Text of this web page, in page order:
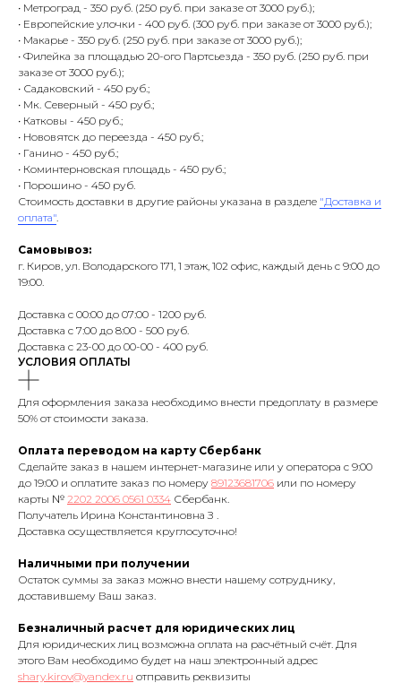
• Метроград - 350 руб. (250 руб. при заказе от 3000 руб.);
• Европейские улочки - 400 руб. (300 руб. при заказе от 3000 руб.);
• Макарье - 350 руб. (250 руб. при заказе от 3000 руб.);
• Филейка за площадью 20-ого Партсьезда - 350 руб. (250 руб. при
заказе от 3000 руб.);
• Садаковский - 450 руб.;
• Мк. Северный - 450 руб.;
• Катковы - 450 руб.;
• Нововятск до переезда - 450 руб.;
• Ганино - 450 руб.;
• Коминтерновская площадь - 450 руб.;
• Порошино - 450 руб.
Стоимость доставки в другие районы указана в разделе "Доставка и
оплата".
Самовывоз:
г. Киров, ул. Володарского 171, 1 этаж, 102 офис, каждый день с 9:00 до
19:00.
Доставка с 00:00 до 07:00 - 1200 руб.
Доставка с 7:00 до 8:00 - 500 руб.
Доставка с 23-00 до 00-00 - 400 руб.
УСЛОВИЯ ОПЛАТЫ
Для оформления заказа необходимо внести предоплату в размере
50% от стоимости заказа.
Оплата переводом на карту Сбербанк
Сделайте заказ в нашем интернет-магазине или у оператора с 9:00
до 19:00 и оплатите заказ по номеру 89123681706 или по номеру
карты № 2202 2006 0561 0334 Сбербанк.
Получатель Ирина Константиновна З .
Доставка осуществляется круглосуточно!
Наличными при получении
Остаток суммы за заказ можно внести нашему сотруднику,
доставившему Ваш заказ.
Безналичный расчет для юридических лиц
Для юридических лиц возможна оплата на расчётный счёт. Для
этого Вам необходимо будет на наш электронный адрес
shary.kirov@yandex.ru отправить реквизиты